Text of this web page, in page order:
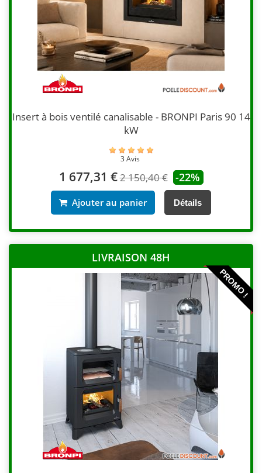
Insert à bois ventilé canalisable - BRONPI Paris 90 14
kW
3 Avis
1 677,31 €2 150,40 € -22%
Ajouter au panier Détails
LIVRAISON 48H
PROMO !